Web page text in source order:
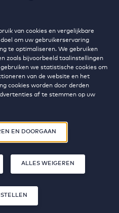
van cookies en vergelijkbare
om uw gebruikerservaring
te optimaliseren. We gebruiken
zoals bijvoorbeeld taalinstellingen
we statistische cookies om
van de website en het
cookies worden door derden
af te stemmen op uw
u meer lezen over onze cookies
op ‘Alles accepteren en doorgaan’
van cookies zoals
EN DOORGAAN
ALLES WEIGEREN